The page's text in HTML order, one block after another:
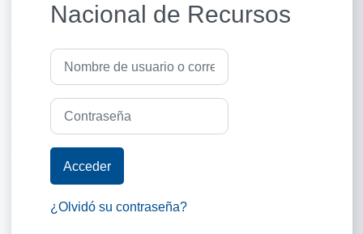
Nacional de Recursos
Nombre de usuario o correo electrónico
Contraseña
Acceder
¿Olvidó su contraseña?